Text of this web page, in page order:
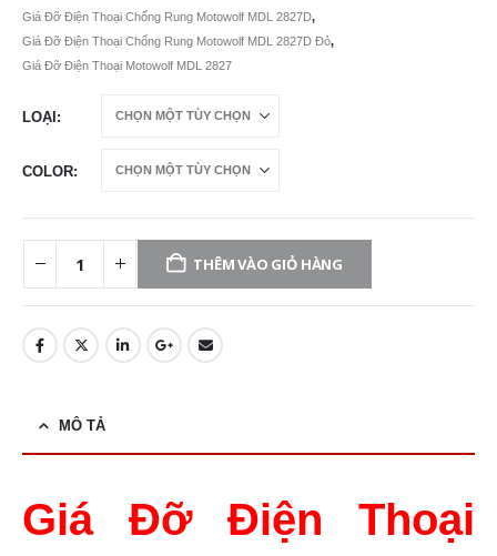
Giá Đỡ Điện Thoại Chống Rung Motowolf MDL 2827D,
Giá Đỡ Điện Thoại Chống Rung Motowolf MDL 2827D Đỏ,
Giá Đỡ Điện Thoại Motowolf MDL 2827
LOẠI
COLOR
THÊM VÀO GIỎ HÀNG
MÔ TẢ
Giá Đỡ Điện Thoại